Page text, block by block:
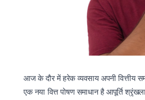
आज के दौर में हरेक व्यवसाय अपनी वित्तीय
एक नया वित्त पोषण समाधान है आपूर्ति